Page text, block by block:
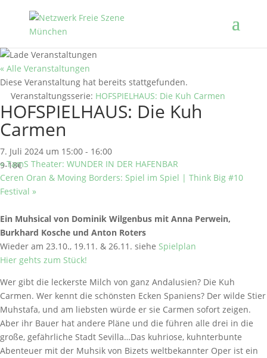
« Alle Veranstaltungen
Diese Veranstaltung hat bereits stattgefunden.
Veranstaltungsserie: HOFSPIELHAUS: Die Kuh Carmen
HOFSPIELHAUS: Die Kuh
Carmen
7. Juli 2024 um 15:00 - 16:00
9-18€
«TamS Theater: WUNDER IN DER HAFENBAR
Ceren Oran & Moving Borders: Spiel im Spiel | Think Big #10
Festival »
Ein Muhsical von Dominik Wilgenbus mit Anna Perwein,
Burkhard Kosche und Anton Roters
Wieder am 23.10., 19.11. & 26.11. siehe Spielplan
Hier gehts zum Stück!
Wer gibt die leckerste Milch von ganz Andalusien? Die Kuh
Carmen. Wer kennt die schönsten Ecken Spaniens? Der wilde Stier
Muhstafa, und am liebsten würde er sie Carmen sofort zeigen.
Aber ihr Bauer hat andere Pläne und die führen alle drei in die
große, gefährliche Stadt Sevilla…Das kuhriose, kuhnterbunte
Abenteuer mit der Muhsik von Bizets weltbekannter Oper ist ein